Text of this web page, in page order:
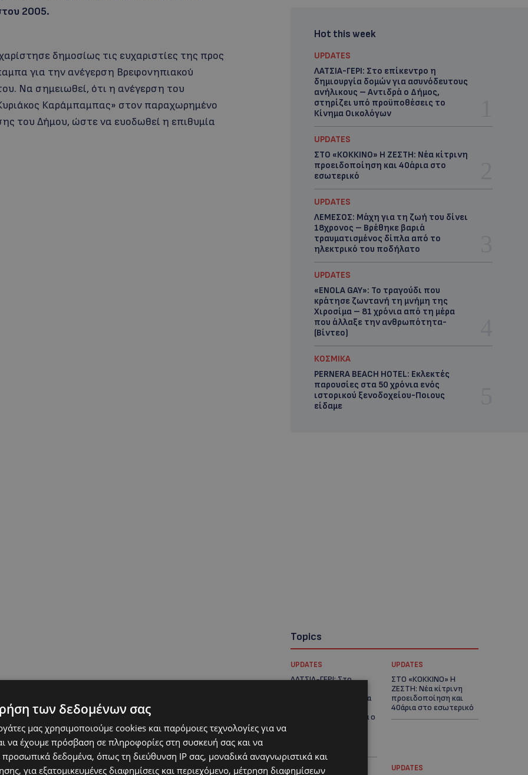
2005.
δημοσίως τις ευχαριστίες της προς
για την ανέγερση Βρεφονηπιακού
Να σημειωθεί, ότι η ανέγερση του
Καράμπαμπας» στον παραχωρημένο
του Δήμου, ώστε να ευοδωθεί η επιθυμία
Hot this week
UPDATES
ΛΑΤΣΙΑ-ΓΕΡΙ: Στο επίκεντρο η
δημιουργία δομών για ασυνόδευτους
ανήλικους – Αντιδρά ο Δήμος,
στηρίζει υπό προϋποθέσεις το
Κίνημα Οικολόγων
UPDATES
ΣΤΟ «ΚΟΚΚΙΝΟ» Η ΖΕΣΤΗ: Νέα κίτρινη
προειδοποίηση και 40άρια στο
εσωτερικό
UPDATES
ΛΕΜΕΣΟΣ: Μάχη για τη ζωή του δίνει
18χρονος – Βρέθηκε βαριά
τραυματισμένος δίπλα από το
ηλεκτρικό του ποδήλατο
UPDATES
«ENOLA GAY»: Το τραγούδι που
κράτησε ζωντανή τη μνήμη της
Χιροσίμα – 81 χρόνια από τη μέρα
που άλλαξε την ανθρωπότητα-
(Bίντεο)
ΚΟΣΜΙΚΑ
PERNERA BEACH HOTEL: Εκλεκτές
παρουσίες στα 50 χρόνια ενός
ιστορικού ξενοδοχείου-Ποιους
είδαμε
Topics
UPDATES
ΛΑΤΣΙΑ-ΓΕΡΙ: Στο
δημιουργία δομών για
ανήλικους – Αντιδρά ο
UPDATES
ΣΤΟ «ΚΟΚΚΙΝΟ» Η
ΖΕΣΤΗ: Νέα κίτρινη
προειδοποίηση και
40άρια στο εσωτερικό
UPDATES UPDATES
των δεδομένων σας
μας χρησιμοποιούμε cookies και παρόμοιες τεχνολογίες για να
να έχουμε πρόσβαση σε πληροφορίες στη συσκευή σας και να
προσωπικά δεδομένα, όπως τη διεύθυνση IP σας, μοναδικά αναγνωριστικά και
για εξατομικευμένες διαφημίσεις και περιεχόμενο, μέτρηση διαφημίσεων